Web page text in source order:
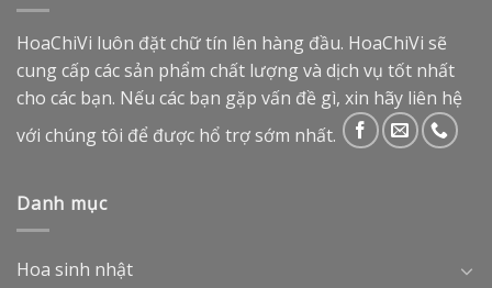
HoaChiVi luôn đặt chữ tín lên hàng đầu. HoaChiVi sẽ
cung cấp các sản phẩm chất lượng và dịch vụ tốt nhất
cho các bạn. Nếu các bạn gặp vấn đề gì, xin hãy liên hệ
với chúng tôi để được hổ trợ sớm nhất.
Danh mục
Hoa sinh nhật